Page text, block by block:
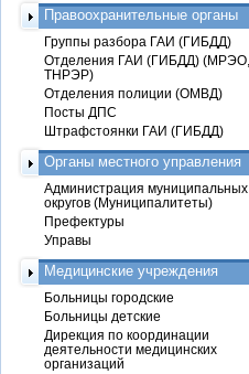
Правоохранительные органы
Группы разбора ГАИ (ГИБДД)
Отделения ГАИ (ГИБДД) (МРЭО,
ТНРЭР)
Отделения полиции (ОМВД)
Посты ДПС
Штрафстоянки ГАИ (ГИБДД)
Органы местного управления
Администрация муниципальных
округов (Муниципалитеты)
Префектуры
Управы
Медицинские учреждения
Больницы городские
Больницы детские
Дирекция по координации
деятельности медицинских
организаций